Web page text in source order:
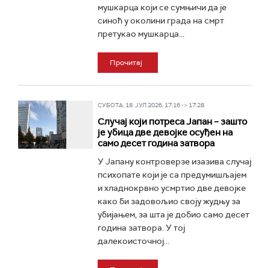
мушкарца који се сумњичи да је
синоћ у околини града на смрт
претукао мушкарца...
Прочитај
СУБОТА, 18. ЈУЛ 2026, 17:16 -> 17:28
Случај који потреса Јапан – зашто
је убица две девојке осуђен на
само десет година затвора
У Јапану контроверзе изазива случај
психопате који је са предумишљајем
и хладнокрвно усмртио две девојке
како би задовољио своју жудњу за
убијањем, за шта је добио само десет
година затвора. У тој
далекоисточној...